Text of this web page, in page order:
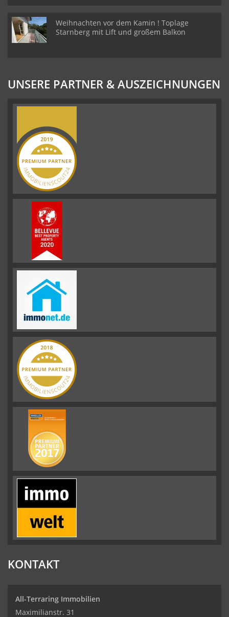
Weihnachten vor dem Kamin ! Toplage
Starnberg mit Lift und großem Balkon
UNSERE PARTNER & AUSZEICHNUNGEN
KONTAKT
All-Terraring Immobilien
Maximilianstr. 31